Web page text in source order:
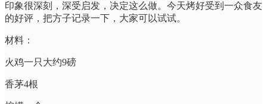
印象很深刻，深受启发，决定这么做。今天烤好受到一众食友
的好评，把方子记录一下，大家可以试试。
材料：
火鸡一只大约9磅
香茅4根